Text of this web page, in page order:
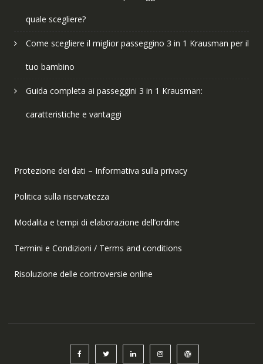
quale scegliere?
Come scegliere il miglior passeggino 3 in 1 Krausman per il
tuo bambino
Guida completa ai passeggini 3 in 1 Krausman:
caratteristiche e vantaggi
Protezione dei dati – Informativa sulla privacy
Politica sulla riservatezza
Modalita e tempi di elaborazione dell’ordine
Termini e Condizioni / Terms and conditions
Risoluzione delle controversie online